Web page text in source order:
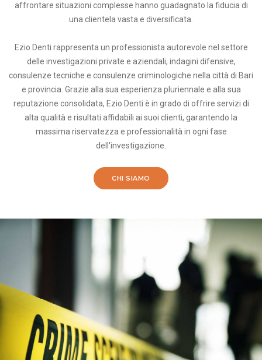
affrontare situazioni complesse hanno guadagnato la fiducia di
una clientela vasta e diversificata.
Ezio Denti rappresenta un professionista autorevole nel settore
delle investigazioni private e aziendali, indagini difensive,
consulenze tecniche e consulenze criminologiche nella città di Bari
e provincia. Grazie alla sua esperienza pluriennale e alla sua
reputazione consolidata, Ezio Denti è in grado di offrire servizi di
alta qualità e risultati affidabili ai suoi clienti, garantendo la
massima riservatezza e professionalità in ogni fase
dell'investigazione.
CHI SIAMO